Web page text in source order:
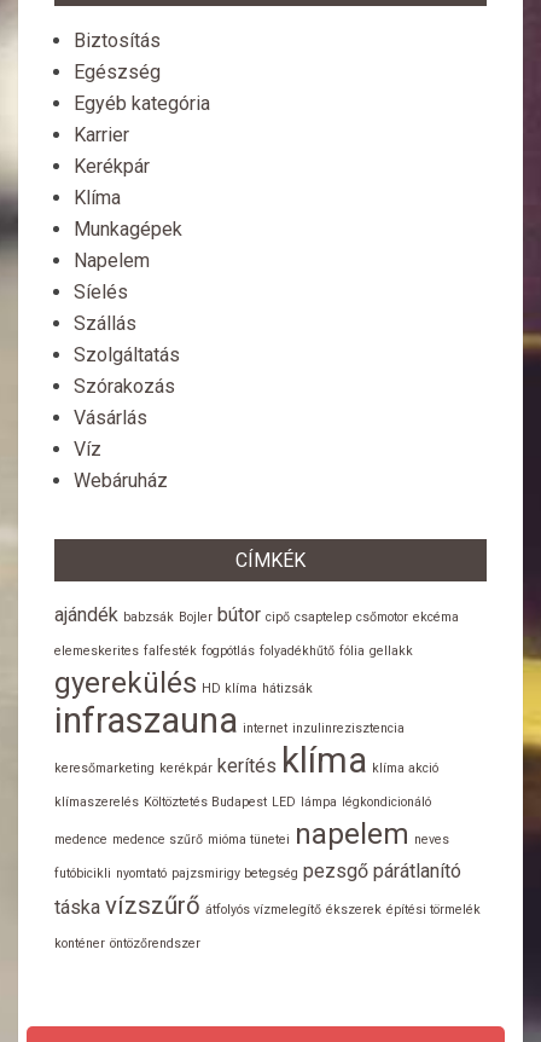
Biztosítás
Egészség
Egyéb kategória
Karrier
Kerékpár
Klíma
Munkagépek
Napelem
Síelés
Szállás
Szolgáltatás
Szórakozás
Vásárlás
Víz
Webáruház
CÍMKÉK
ajándék babzsák Bojler bútor cipő csaptelep csőmotor ekcéma
elemeskerites falfesték fogpótlás folyadékhűtő fólia gellakk
gyerekülés HD klíma hátizsák
infraszauna internet inzulinrezisztencia
keresőmarketing kerékpár kerítés klíma klíma akció
klímaszerelés Költöztetés Budapest LED lámpa légkondicionáló
medence medence szűrő mióma tünetei napelem neves
futóbicikli nyomtató pajzsmirigy betegség pezsgő párátlanító
táska vízszűrő átfolyós vízmelegítő ékszerek építési törmelék
konténer öntözőrendszer